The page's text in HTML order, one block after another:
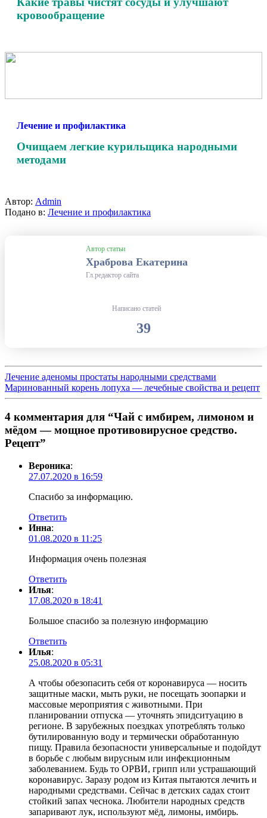
кровообращение
Лечение и профилактика
Очищаем легкие курильщика народными
методами
Автор: Admin
Подано в: Лечение и профилактика
Автор статьи
Храброва Екатерина
Гл.редактор сайта
Написано статей
39
Лечение аденомы простаты народными средствами
Маринованный корень лопуха — лечебные свойства и рецепт
4 комментария для “Чай с имбирем, лимоном и
мёдом — мощное противовирусное средство.
Рецепт”
Вероника:
27.07.2020 в 16:59
Спасибо за информацию.
Ответить
Инна:
01.08.2020 в 11:25
Информация очень полезная
Ответить
Илья:
17.08.2020 в 18:41
Большое спасибо за полезную информацию
Ответить
Илья:
25.08.2020 в 05:31
А чтобы обезопасить себя от коронавируса — носить
защитные маски, мыть руки, не посещать зоопарки и
массовые мероприятия с животными. При
планировании отпуска — уточнять эпидситуацию в
регионе. В зарубежных поездках употреблять только
бутилированную воду и термически обработанную
пищу. Правила безопасности универсальные и подойдут
в борьбе с любым вирусным или инфекционным
заболеванием. Будь то ОРВИ, грипп или устрашающий
коронавирус. Заразу родом из Китая пытаются лечить и
народными средствами. Сейчас в детских садах стоит
стойкий запах чеснока. Любители народных средств
запаривают лук, используют мёд, лимоны, имбирь.